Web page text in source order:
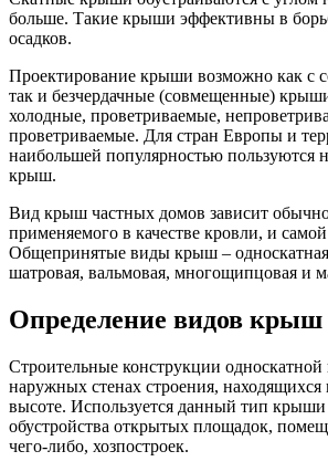
больше. Такие крыши эффективны в
осадков.
Проектирование крыши возможно как с
так и безчердачные (совмещенные)
холодные, проветриваемые,
проветриваемые. Для стран Европы и
наибольшей популярностью пользуются
крыш.
Вид крыш частных домов зависит
применяемого в качестве кровли, и
Общепринятые виды крыш –
шатровая, вальмовая, многощипцовая и
Определение видов крыш
Строительные конструкции
наружных стенах строения, находящихся
высоте. Используется данный тип
обустройства открытых площадок,
чего-либо, хозпостроек.